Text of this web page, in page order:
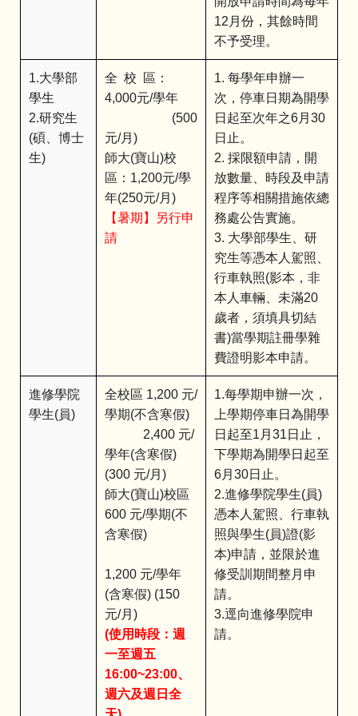
12月份，其餘時間
不予受理。
1.大學部
學生
2.研究生
(碩、博士
生)
全 校 區：
4,000元/學年
(500
元/月)
師大(寶山)校
區：1,200元/學
年(250元/月)
【暑期】另行申
請
1. 每學年申辦一
次，停車日期為開學
日起至次年之6月30
日止。
2. 採限額申請，開
放數量、時段及申請
程序等相關措施依總
務處公告實施。
3. 大學部學生、研
究生等憑本人駕照、
行車執照(影本，非
本人車輛、未滿20
歲者，須填具切結
書)當學期註冊學雜
費證明影本申請。
進修學院
學生(員)
全校區 1,200 元/
學期(不含寒假)
2,400 元/
學年(含寒假)
(300 元/月)
師大(寶山)校區
600 元/學期(不
含寒假)
1,200 元/學年
(含寒假) (150
元/月)
(使用時段：週
一至週五
16:00~23:00、
週六及週日全
1.每學期申辦一次，
上學期停車日為開學
日起至1月31日止，
下學期為開學日起至
6月30日止。
2.進修學院學生(員)
憑本人駕照、行車執
照與學生(員)證(影
本)申請，並限於進
修受訓期間整月申
請。
3.逕向進修學院申
請。